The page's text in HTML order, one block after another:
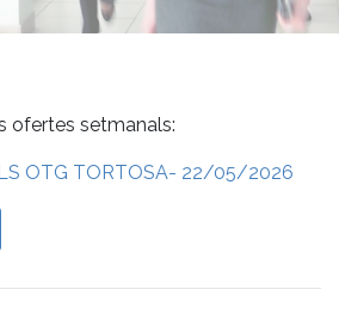
ofertes setmanals:
OTG TORTOSA- 22/05/2026